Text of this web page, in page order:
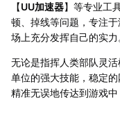
【UU加速器】等专业工
顿、掉线等问题，专注
场上充分发挥自己的实力
无论是指挥人类部队灵
单位的强大技能，稳定
精准无误地传达到游戏中